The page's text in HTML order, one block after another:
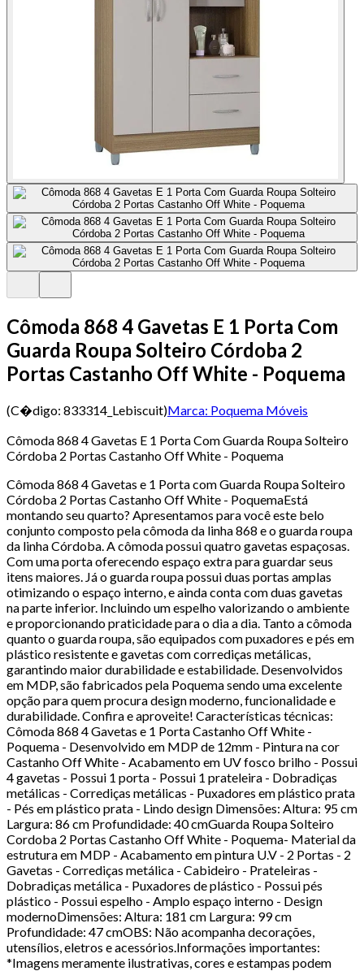
Cômoda 868 4 Gavetas E 1 Porta Com
Guarda Roupa Solteiro Córdoba 2
Portas Castanho Off White - Poquema
(C�digo: 833314_Lebiscuit)Marca: Poquema Móveis
Cômoda 868 4 Gavetas E 1 Porta Com Guarda Roupa Solteiro
Córdoba 2 Portas Castanho Off White - Poquema
Cômoda 868 4 Gavetas e 1 Porta com Guarda Roupa Solteiro
Córdoba 2 Portas Castanho Off White - PoquemaEstá
montando seu quarto? Apresentamos para você este belo
conjunto composto pela cômoda da linha 868 e o guarda roupa
da linha Córdoba. A cômoda possui quatro gavetas espaçosas.
Com uma porta oferecendo espaço extra para guardar seus
itens maiores. Já o guarda roupa possui duas portas amplas
otimizando o espaço interno, e ainda conta com duas gavetas
na parte inferior. Incluindo um espelho valorizando o ambiente
e proporcionando praticidade para o dia a dia. Tanto a cômoda
quanto o guarda roupa, são equipados com puxadores e pés em
plástico resistente e gavetas com corrediças metálicas,
garantindo maior durabilidade e estabilidade. Desenvolvidos
em MDP, são fabricados pela Poquema sendo uma excelente
opção para quem procura design moderno, funcionalidade e
durabilidade. Confira e aproveite! Características técnicas:
Cômoda 868 4 Gavetas e 1 Porta Castanho Off White -
Poquema - Desenvolvido em MDP de 12mm - Pintura na cor
Castanho Off White - Acabamento em UV fosco brilho - Possui
4 gavetas - Possui 1 porta - Possui 1 prateleira - Dobradiças
metálicas - Corrediças metálicas - Puxadores em plástico prata
- Pés em plástico prata - Lindo design Dimensões: Altura: 95 cm
Largura: 86 cm Profundidade: 40 cmGuarda Roupa Solteiro
Cordoba 2 Portas Castanho Off White - Poquema- Material da
estrutura em MDP - Acabamento em pintura U.V - 2 Portas - 2
Gavetas - Corrediças metálica - Cabideiro - Prateleiras -
Dobradiças metálica - Puxadores de plástico - Possui pés
plástico - Possui espelho - Amplo espaço interno - Design
modernoDimensões: Altura: 181 cm Largura: 99 cm
Profundidade: 47 cmOBS: Não acompanha decorações,
utensílios, eletros e acessórios.Informações importantes:
*Imagens meramente ilustrativas, cores e estampas podem